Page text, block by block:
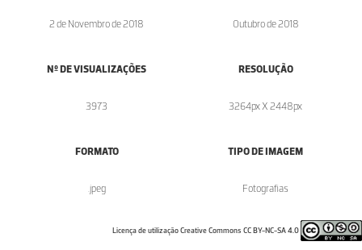
2 de Novembro de 2018 Outubro de 2018
Nº DE VISUALIZAÇÕES
3973
RESOLUÇÃO
3264px X 2448px
FORMATO
.jpeg
TIPO DE IMAGEM
Fotografias
Licença de utilização Creative Commons CC BY-NC-SA 4.0